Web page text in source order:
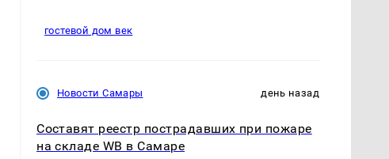
гостевой дом век
Новости Самары день назад
Составят реестр пострадавших при пожаре
на складе WB в Самаре